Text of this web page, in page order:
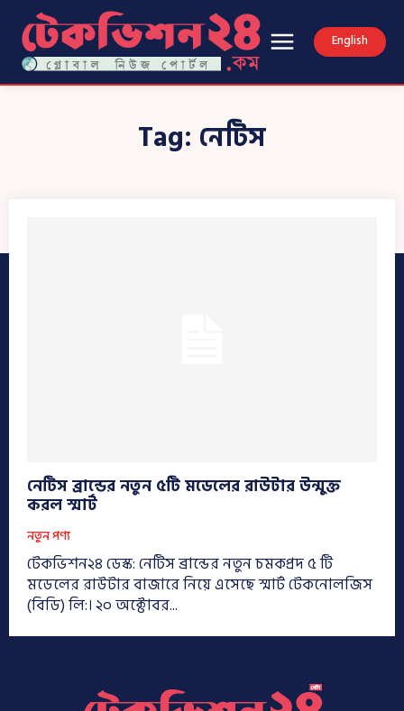
English
Tag: নেটিস
নেটিস ব্রান্ডের নতুন ৫টি মডেলের রাউটার উন্মুক্ত
করল স্মার্ট
নতুন পণ্য
টেকভিশন২৪ ডেস্ক: নেটিস ব্রান্ডের নতুন চমকপ্রদ ৫ টি
মডেলের রাউটার বাজারে নিয়ে এসেছে স্মার্ট টেকনোলজিস
(বিডি) লি:। ২০ অক্টোবর...